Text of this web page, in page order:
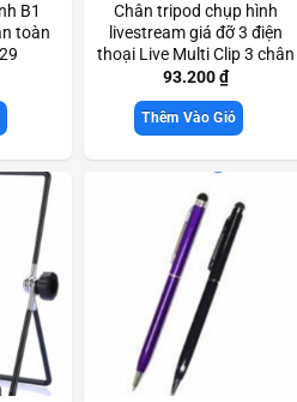
B1
toàn
Chân tripod chụp hình
livestream giá đỡ 3 điện
thoại Live Multi Clip 3 chân
3 in 1 xoay 360 độ
Scd3533
93.200₫
Thêm Vào Giỏ